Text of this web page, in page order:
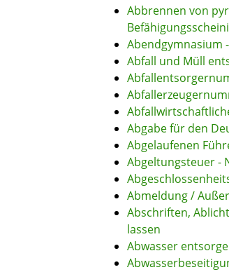
Abbrennen von
Abendgymnasium
Abfall und Müll
Abgabe für den
Abgelaufenen
Abgeltungsteuer -
Abmeldung /
Abschriften,
lassen
Abwasser